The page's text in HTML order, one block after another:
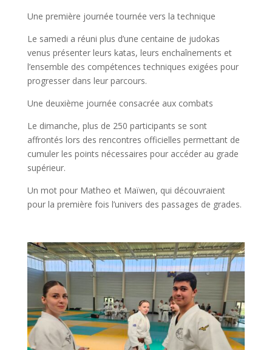
Une première journée tournée vers la technique
Le samedi a réuni plus d’une centaine de judokas
venus présenter leurs katas, leurs enchaînements et
l’ensemble des compétences techniques exigées pour
progresser dans leur parcours.
Une deuxième journée consacrée aux combats
Le dimanche, plus de 250 participants se sont
affrontés lors des rencontres officielles permettant de
cumuler les points nécessaires pour accéder au grade
supérieur.
Un mot pour Matheo et Maïwen, qui découvraient
pour la première fois l’univers des passages de grades.